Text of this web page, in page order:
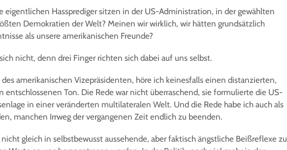
eigentlichen Hassprediger sitzen in der US-Administration, in der gewählten
Demokratien der Welt? Meinen wir wirklich, wir hätten grundsätzlich
als unsere amerikanischen Freunde?
nicht, denn drei Finger richten sich dabei auf uns selbst.
des amerikanischen Vizepräsidenten, höre ich keinesfalls einen distanzierten,
entschlossenen Ton. Die Rede war nicht überraschend, sie formulierte die US-
in einer veränderten multilateralen Welt. Und die Rede habe ich auch als
manchen Irrweg der vergangenen Zeit endlich zu beenden.
gleich in selbstbewusst aussehende, aber faktisch ängstliche Beißreflexe zu